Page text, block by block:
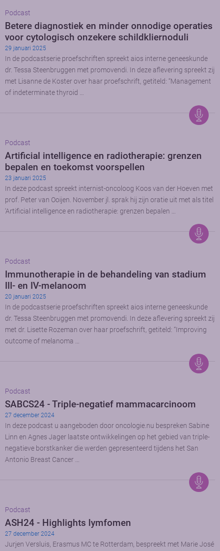
Podcast
Betere diagnostiek en minder onnodige operaties
voor cytologisch onzekere schildkliernoduli
29 januari 2025
In de podcastserie proefschriften spreekt aios interne geneeskunde
dr. Tessa Steenbruggen met promovendi. In deze aflevering spreekt zij
met Lisanne de Koster over haar proefschrift, getiteld: “Management
of indeterminate thyroid …
Podcast
Artificial intelligence en radiotherapie: grenzen
bepalen en toekomst voorspellen
23 januari 2025
In deze podcast spreekt internist-oncoloog Koos van der Hoeven met
prof. Peter van Ooijen. November jl. sprak hij zijn oratie uit met als titel
‘Artificial intelligence en radiotherapie: grenzen bepalen …
Podcast
Immunotherapie in de behandeling van stadium
III- en IV-melanoom
20 januari 2025
In de podcastserie proefschriften spreekt aios interne geneeskunde
dr. Tessa Steenbruggen met promovendi. In deze aflevering spreekt zij
met dr. Lisette Rozeman over haar proefschrift, getiteld: “Improving
outcome of melanoma …
Podcast
SABCS24 - Triple-negatief mammacarcinoom
27 december 2024
In deze podcast u aangeboden door oncologie.nu bespreken Sabine
Linn en Agnes Jager laatste ontwikkelingen op het gebied van triple-
negatieve borstkanker die werden gepresenteerd tijdens het San
Antonio Breast Cancer …
Podcast
ASH24 - Highlights lymfomen
27 december 2024
Jurjen Versluis, Erasmus MC te Rotterdam, bespreekt met Marie José